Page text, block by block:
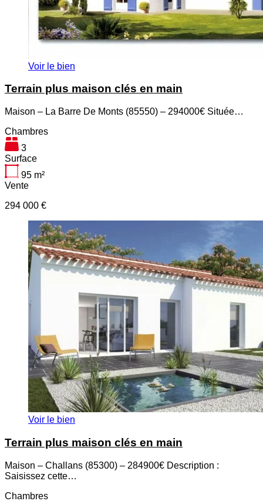
Voir le bien
Terrain plus maison clés en main
Maison – La Barre De Monts (85550) – 294000€ Située…
Chambres
3
Surface
95 m²
Vente
294 000 €
Voir le bien
Terrain plus maison clés en main
Maison – Challans (85300) – 284900€ Description :
Saisissez cette…
Chambres